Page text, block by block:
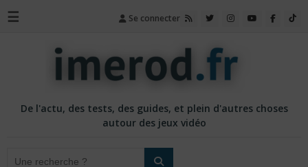
☰ Se connecter
De l'actu, des tests, des guides, et plein d'autres choses
autour des jeux vidéo